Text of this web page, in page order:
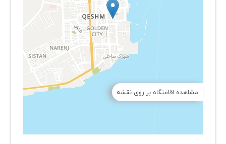
مشاهده اقامتگاه بر روی نقشه